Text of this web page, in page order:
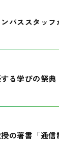
パススタッ
る学びの祭
の著書「通